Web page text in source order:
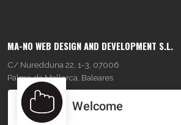
MA-NO WEB DESIGN AND DEVELOPMENT S.L.
C/ Nuredduna 22, 1-3, 07006
Palma de Mallorca, Baleares
OUR COMPANY Welcome